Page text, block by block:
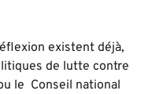
existent déjà,
de lutte contre
le Conseil national